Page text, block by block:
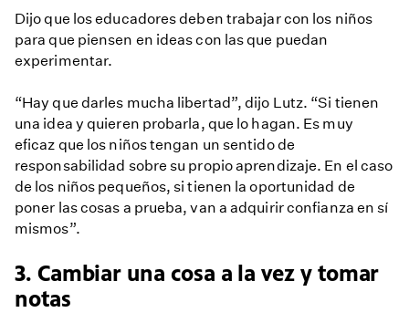
Dijo que los educadores deben trabajar con los niños
para que piensen en ideas con las que puedan
experimentar.
“Hay que darles mucha libertad”, dijo Lutz. “Si tienen
una idea y quieren probarla, que lo hagan. Es muy
eficaz que los niños tengan un sentido de
responsabilidad sobre su propio aprendizaje. En el caso
de los niños pequeños, si tienen la oportunidad de
poner las cosas a prueba, van a adquirir confianza en sí
mismos”.
3. Cambiar una cosa a la vez y tomar
notas